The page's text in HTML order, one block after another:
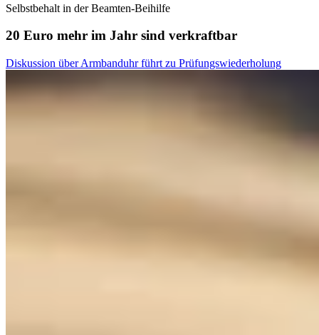
Selbstbehalt in der Beamten-Beihilfe
20 Euro mehr im Jahr sind verkraftbar
Diskussion über Armbanduhr führt zu Prüfungswiederholung